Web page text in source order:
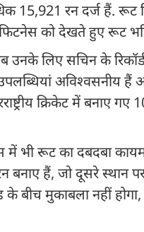
15,921 रन दर्ज हैं.
फिटनेस को देखते हुए रूट
उनके लिए सचिन के
अविश्वसनीय
क्रिकेट में बनाए
में भी रूट का दबदबा
हैं, जो दूसरे स्थान
बीच मुकाबला नहीं